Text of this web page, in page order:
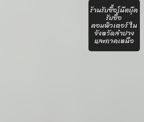
ร้านรับซื้อโน๊ตบุ๊ค
รับซื้อ
คอมพิวเตอร์ ใน
จังหวัดลำปาง
และภาคเหนือ